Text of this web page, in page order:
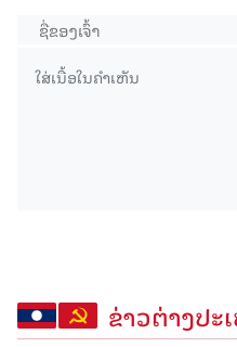
ຂ່າວຕ່າງປະ